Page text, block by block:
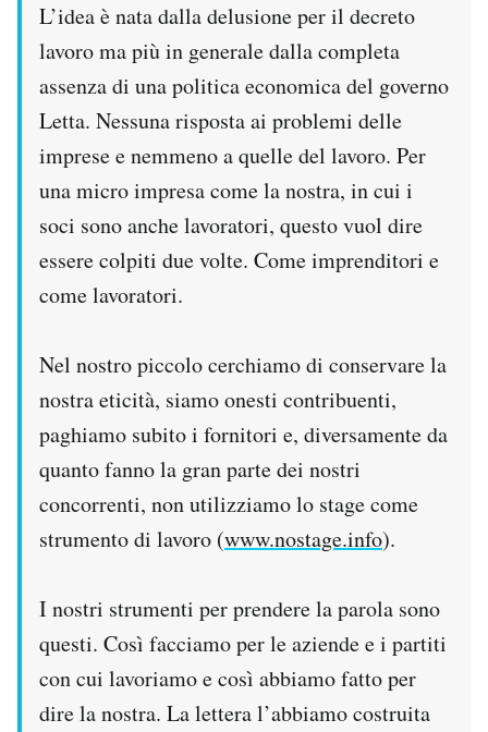
Area Personale
Newsletter
Hai bisogno di aiuto?
Esci
L’idea è nata dalla delusione per il decreto
lavoro ma più in generale dalla completa
assenza di una politica economica del governo
Letta. Nessuna risposta ai problemi delle
imprese e nemmeno a quelle del lavoro. Per
una micro impresa come la nostra, in cui i
soci sono anche lavoratori, questo vuol dire
essere colpiti due volte. Come imprenditori e
come lavoratori.
Nel nostro piccolo cerchiamo di conservare la
nostra eticità, siamo onesti contribuenti,
paghiamo subito i fornitori e, diversamente da
quanto fanno la gran parte dei nostri
concorrenti, non utilizziamo lo stage come
strumento di lavoro (www.nostage.info).
I nostri strumenti per prendere la parola sono
questi. Così facciamo per le aziende e i partiti
con cui lavoriamo e così abbiamo fatto per
dire la nostra. La lettera l’abbiamo costruita